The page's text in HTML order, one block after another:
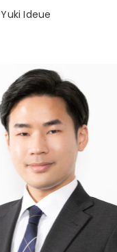
Yuki Ideue